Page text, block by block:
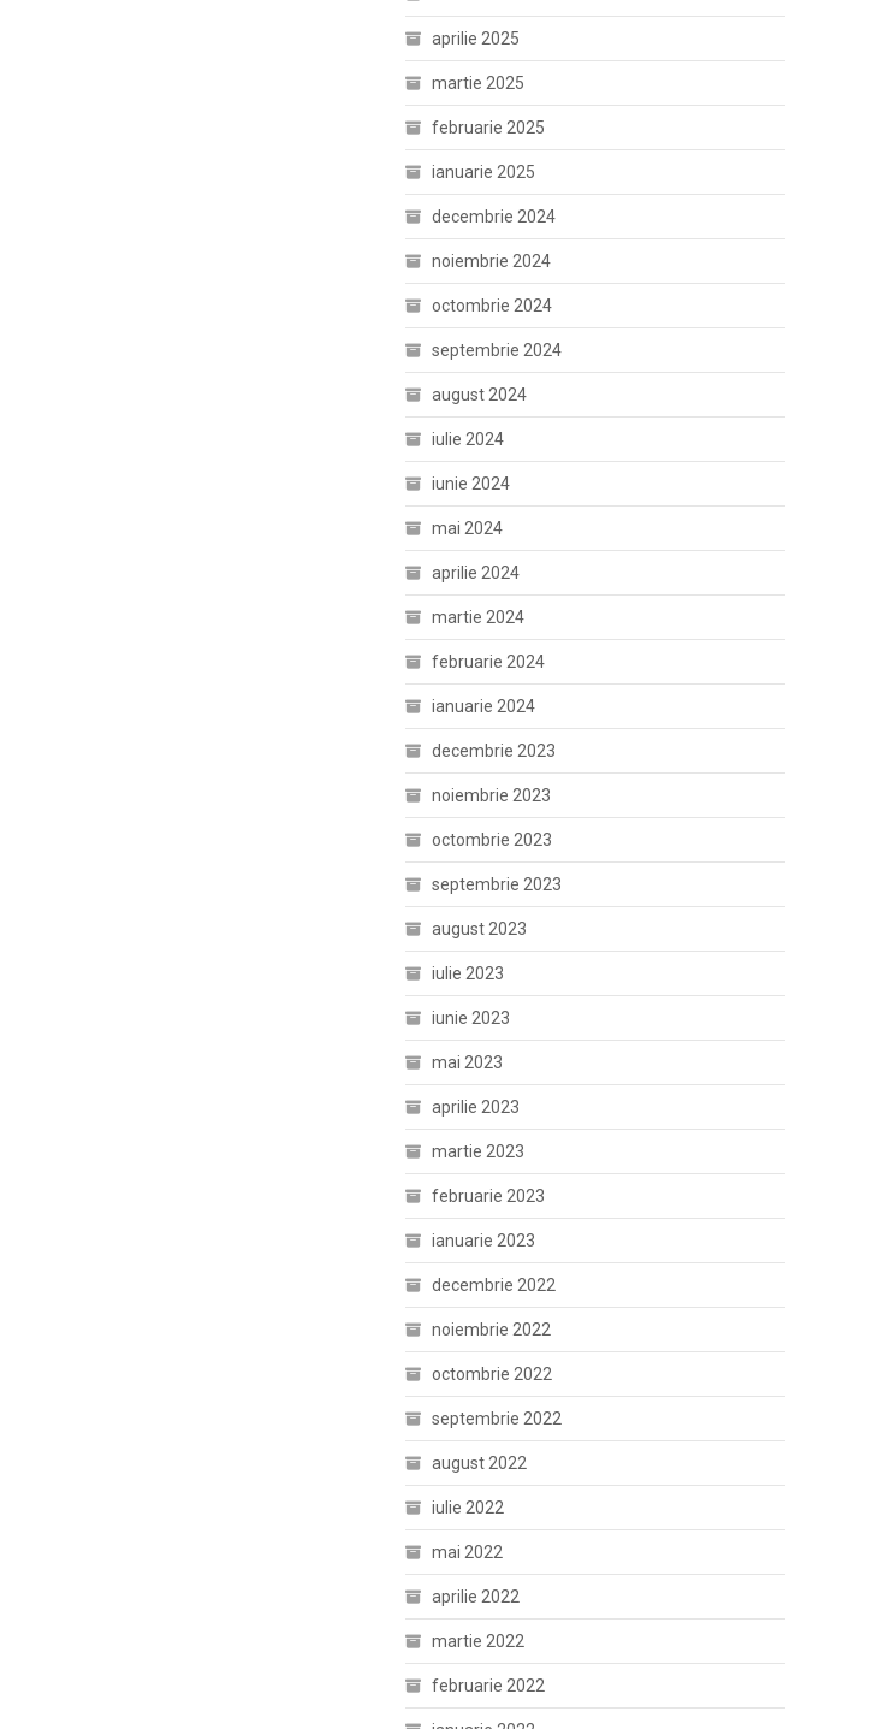
aprilie 2025
martie 2025
februarie 2025
ianuarie 2025
decembrie 2024
noiembrie 2024
octombrie 2024
septembrie 2024
august 2024
iulie 2024
iunie 2024
mai 2024
aprilie 2024
martie 2024
februarie 2024
ianuarie 2024
decembrie 2023
noiembrie 2023
octombrie 2023
septembrie 2023
august 2023
iulie 2023
iunie 2023
mai 2023
aprilie 2023
martie 2023
februarie 2023
ianuarie 2023
decembrie 2022
noiembrie 2022
octombrie 2022
septembrie 2022
august 2022
iulie 2022
mai 2022
aprilie 2022
martie 2022
februarie 2022